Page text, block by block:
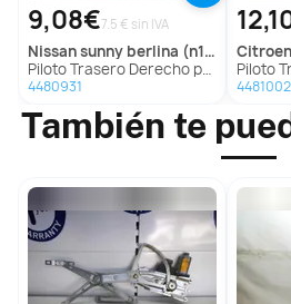
9,08€7.5 € sin IVA
nissansunny berlina (n13)
Piloto Trasero Derecho para Nissan Sunny Berlina (N13)
4480931
citroen
Piloto
4481002
También te